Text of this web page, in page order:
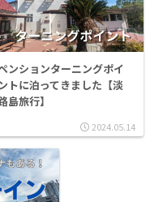
ンションターニングポイ
ントに泊ってきました【淡
島旅行】
2024.05.14